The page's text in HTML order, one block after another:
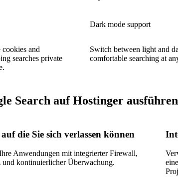
and
searches private
Dark mode support
Switch between light and
comfortable searching at
Search auf Hostinger
die Sie sich verlassen können
Anwendungen mit integrierter Firewall,
kontinuierlicher Überwachung.